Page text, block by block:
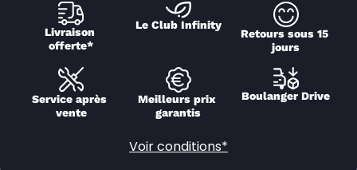
Livraison
offerte*
Le Club Infinity
Retours sous 15
jours
Service après
vente
Meilleurs prix
garantis
Boulanger Drive
Voir conditions*